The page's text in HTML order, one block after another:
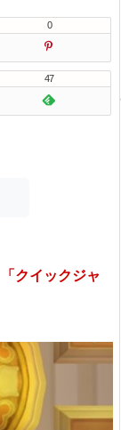
0
47
「クイックジャ